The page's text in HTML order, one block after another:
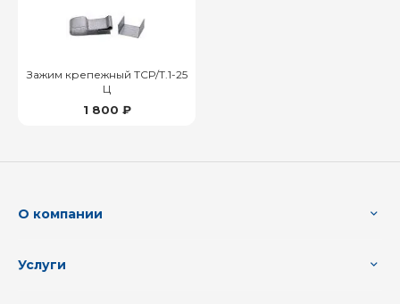
Зажим крепежный ТСР/Т.1-25
Ц
1 800 ₽
О компании
Услуги